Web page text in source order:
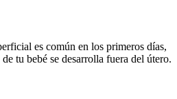
es común en los primeros días,
tu bebé se desarrolla fuera del útero.